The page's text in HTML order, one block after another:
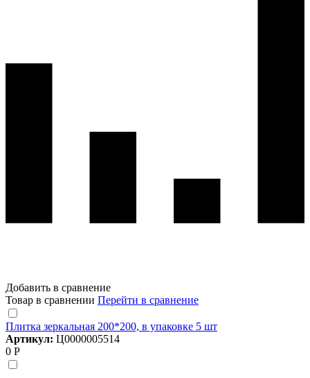
Добавить в сравнение
Товар в сравнении Перейти в сравнение
Плитка зеркальная 200*200, в упаковке 5 шт
Артикул: Ц0000005514
0 Р